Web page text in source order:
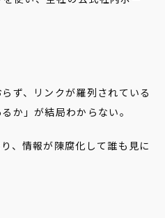
ず、リンクが羅列されている
か」が結局わからない。
、情報が陳腐化して誰も見に